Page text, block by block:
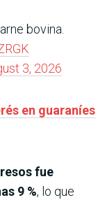
bovina.
3, 2026
en guaraníes
fue
9 %, lo que